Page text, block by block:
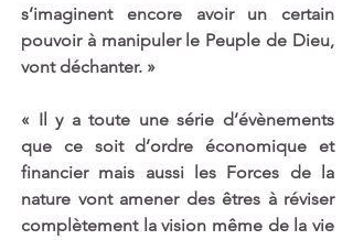
s’imaginent encore avoir un certain
pouvoir à manipuler le Peuple de Dieu,
vont déchanter. »
« Il y a toute une série d’évènements
que ce soit d’ordre économique et
financier mais aussi les Forces de la
nature vont amener des êtres à réviser
complètement la vision même de la vie